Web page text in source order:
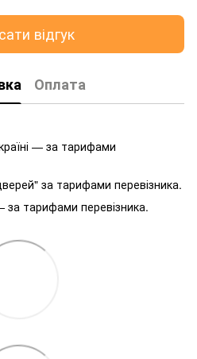
відгук
Оплата
— за тарифами
за тарифами перевізника.
за тарифами перевізника.